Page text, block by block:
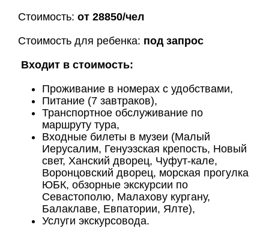
Стоимость: от 28850/чел
Стоимость для ребенка: под запрос
Входит в стоимость:
Проживание в номерах с удобствами,
Питание (7 завтраков),
Транспортное обслуживание по
маршруту тура,
Входные билеты в музеи (Малый
Иерусалим, Генуэзская крепость, Новый
свет, Ханский дворец, Чуфут-кале,
Воронцовский дворец, морская прогулка
ЮБК, обзорные экскурсии по
Севастополю, Малахову кургану,
Балаклаве, Евпатории, Ялте),
Услуги экскурсовода.